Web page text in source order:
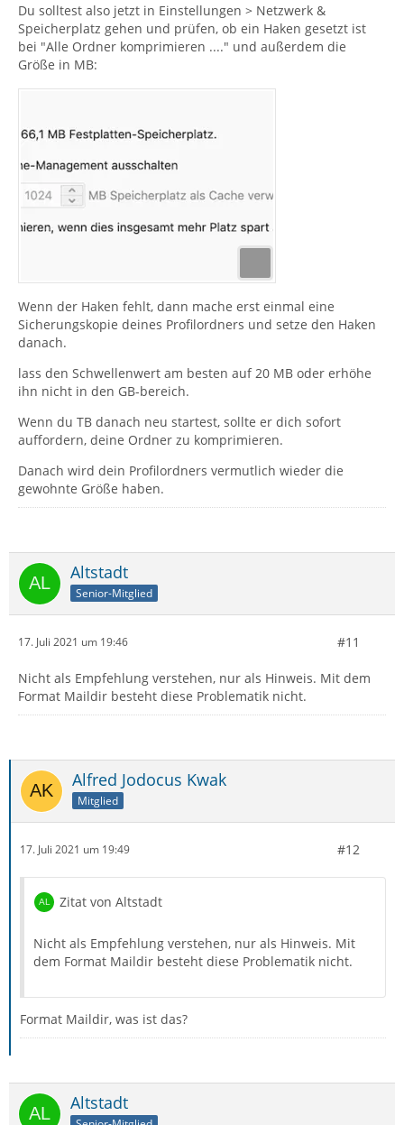
Du solltest also jetzt in Einstellungen > Netzwerk &
Speicherplatz gehen und prüfen, ob ein Haken gesetzt ist
bei "Alle Ordner komprimieren ...." und außerdem die
Größe in MB:
Wenn der Haken fehlt, dann mache erst einmal eine
Sicherungskopie deines Profilordners und setze den Haken
danach.
lass den Schwellenwert am besten auf 20 MB oder erhöhe
ihn nicht in den GB-bereich.
Wenn du TB danach neu startest, sollte er dich sofort
auffordern, deine Ordner zu komprimieren.
Danach wird dein Profilordners vermutlich wieder die
gewohnte Größe haben.
Altstadt
Senior-Mitglied
17. Juli 2021 um 19:46 #11
Nicht als Empfehlung verstehen, nur als Hinweis. Mit dem
Format Maildir besteht diese Problematik nicht.
Alfred Jodocus Kwak
Mitglied
17. Juli 2021 um 19:49 #12
Zitat von Altstadt
Nicht als Empfehlung verstehen, nur als Hinweis. Mit
dem Format Maildir besteht diese Problematik nicht.
Format Maildir, was ist das?
Altstadt